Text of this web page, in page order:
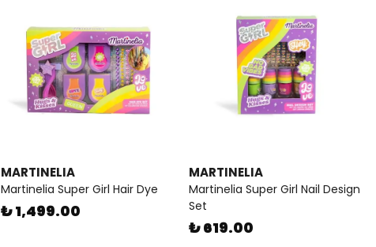
MARTINELIA
Martinelia Super Girl Hair Dye
₺ 1,499.00
MARTINELIA
Martinelia Super Girl Nail Design
Set
₺ 619.00